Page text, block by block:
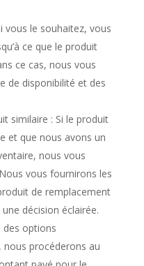
vous le souhaitez, vous
ce que le produit
ce cas, nous vous
de disponibilité et des
similaire : Si le produit
et que nous avons un
nous vous
vous fournirons les
de remplacement
décision éclairée.
des options
procéderons au